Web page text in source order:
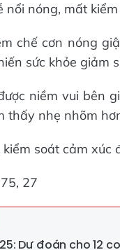
nóng, mất
chế cơn nóng
sức khỏe giảm
niềm vui bên
thấy nhẹ nhõm
soát cảm xúc
27
Dự đoán cho 12